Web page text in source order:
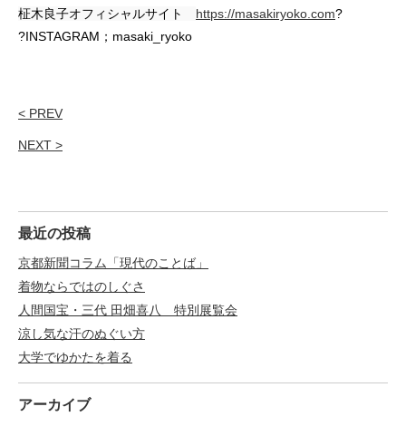
柾木良子オフィシャルサイト https://masakiryoko.com?
?INSTAGRAM；masaki_ryoko
< PREV
NEXT >
最近の投稿
京都新聞コラム「現代のことば」
着物ならではのしぐさ
人間国宝・三代 田畑喜八 特別展覧会
涼し気な汗のぬぐい方
大学でゆかたを着る
アーカイブ